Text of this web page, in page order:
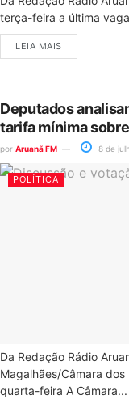
terça-feira a última
LEIA MAIS
Deputados
tarifa mínima
por Aruanã FM 8 de
POLÍTICA
Da Redação Rádio
Magalhães/Câmara
quarta-feira A Câmara...